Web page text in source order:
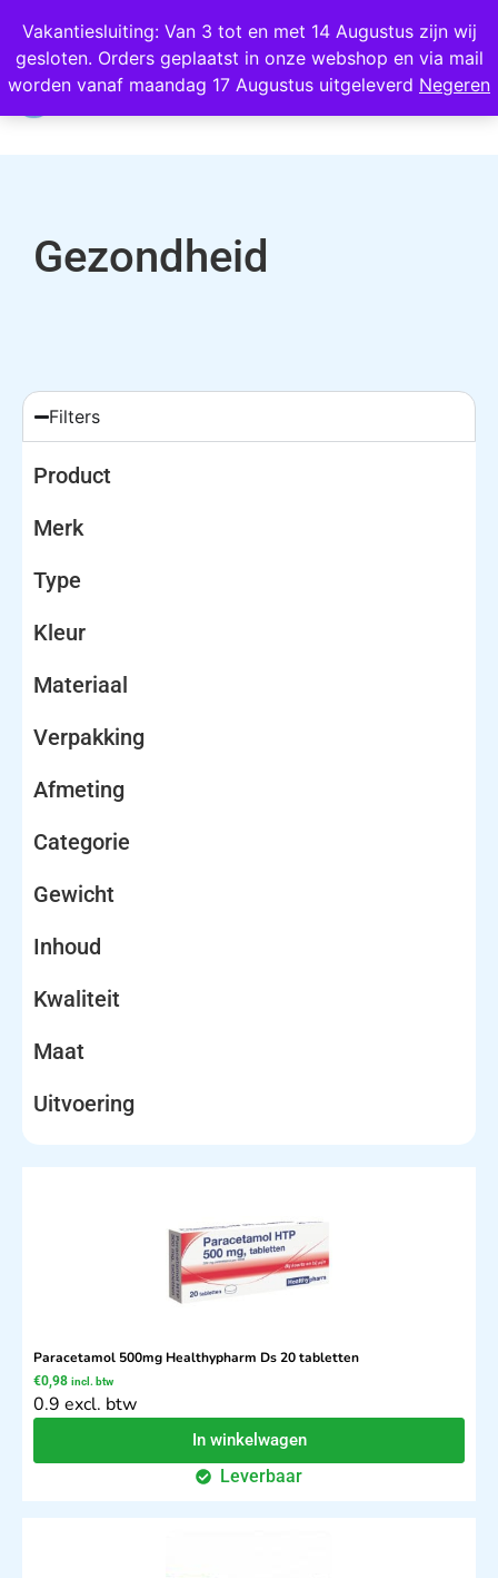
Vakantiesluiting: Van 3 tot en met 14 Augustus zijn wij
gesloten. Orders geplaatst in onze webshop en via mail
worden vanaf maandag 17 Augustus uitgeleverd Negeren
Wij scoren een 4,8 op Google
0
Gezondheid
Filters
Product
Merk
Type
Kleur
Materiaal
Verpakking
Afmeting
Categorie
Gewicht
Inhoud
Kwaliteit
Maat
Uitvoering
Paracetamol 500mg Healthypharm Ds 20 tabletten
€0,98 incl. btw
0.9 excl. btw
In winkelwagen
Leverbaar